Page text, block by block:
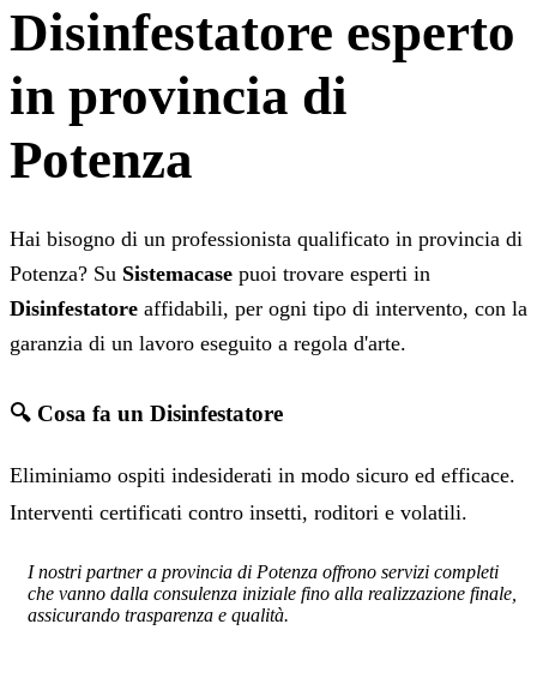
Disinfestatore esperto
in provincia di
Potenza
Hai bisogno di un professionista qualificato in provincia di
Potenza? Su Sistemacase puoi trovare esperti in
Disinfestatore affidabili, per ogni tipo di intervento, con la
garanzia di un lavoro eseguito a regola d'arte.
🔍 Cosa fa un Disinfestatore
Eliminiamo ospiti indesiderati in modo sicuro ed efficace.
Interventi certificati contro insetti, roditori e volatili.
I nostri partner a provincia di Potenza offrono servizi completi
che vanno dalla consulenza iniziale fino alla realizzazione finale,
assicurando trasparenza e qualità.